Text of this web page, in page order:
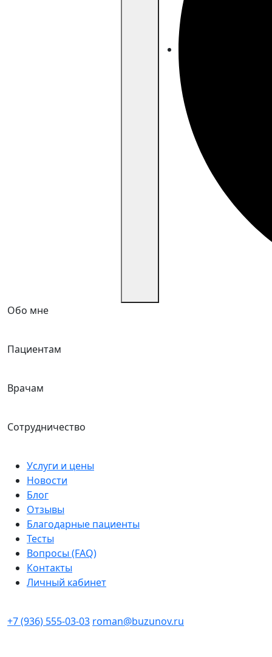
Обо мне
Пациентам
Врачам
Сотрудничество
Услуги и цены
Новости
Блог
Отзывы
Благодарные пациенты
Тесты
Вопросы (FAQ)
Контакты
Личный кабинет
+7 (936) 555-03-03 roman@buzunov.ru